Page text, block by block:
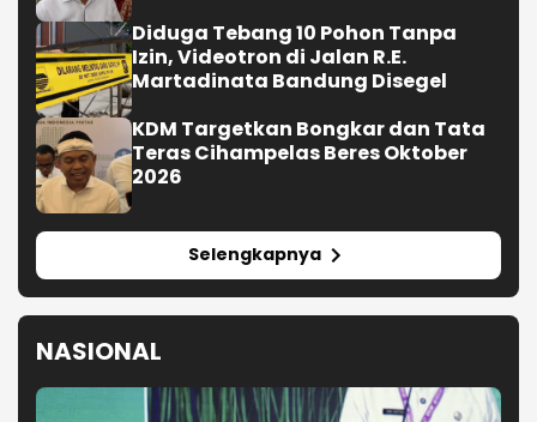
Diduga Tebang 10 Pohon Tanpa
Izin, Videotron di Jalan R.E.
Martadinata Bandung Disegel
KDM Targetkan Bongkar dan Tata
Teras Cihampelas Beres Oktober
2026
Selengkapnya
NASIONAL